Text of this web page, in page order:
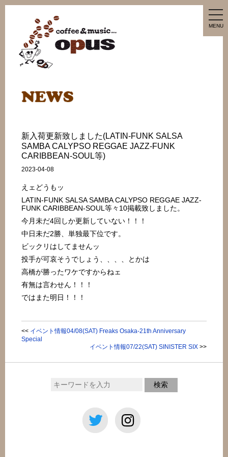
MENU
新入荷更新致しました(LATIN-FUNK SALSA
SAMBA CALYPSO REGGAE JAZZ-FUNK
CARIBBEAN-SOUL等)
2023-04-08
えェどうもッ
LATIN-FUNK SALSA SAMBA CALYPSO REGGAE JAZZ-
FUNK CARIBBEAN-SOUL等々10掲載致しました。
今月未だ4回しか更新していない！！！
中日未だ2勝、単独最下位です。
ビックリはしてませんッ
投手が可哀そうでしょう、、、、とかは
高橋が勝ったワケですからねェ
有無は言わせん！！！
ではまた明日！！！
<< イベント情報04/08(SAT) Freaks Osaka-21th Anniversary
Special
イベント情報07/22(SAT) SINISTER SIX>>